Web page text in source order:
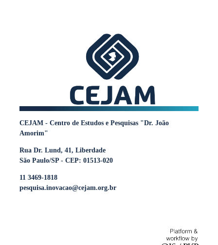
CEJAM - Centro de Estudos e Pesquisas "Dr. João
Amorim"
Rua Dr. Lund, 41, Liberdade
São Paulo/SP - CEP: 01513-020
11 3469-1818
pesquisa.inovacao@cejam.org.br